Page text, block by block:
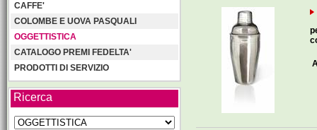
CAFFE'
COLOMBE E UOVA PASQUALI
OGGETTISTICA
CATALOGO PREMI FEDELTA'
PRODOTTI DI SERVIZIO
Ricerca